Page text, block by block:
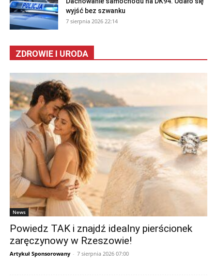
wyjść bez szwanku
7 sierpnia 2026 22:14
ZDROWIE I URODA
News
Powiedz TAK i znajdź idealny pierścionek
zaręczynowy w Rzeszowie!
Artykuł Sponsorowany - 7 sierpnia 2026 07:00